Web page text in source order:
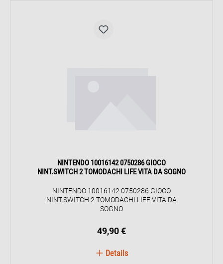
NINTENDO 10016142 0750286 GIOCO
NINT.SWITCH 2 TOMODACHI LIFE VITA DA SOGNO
NINTENDO 10016142 0750286 GIOCO
NINT.SWITCH 2 TOMODACHI LIFE VITA DA
SOGNO
49,90 €
Details